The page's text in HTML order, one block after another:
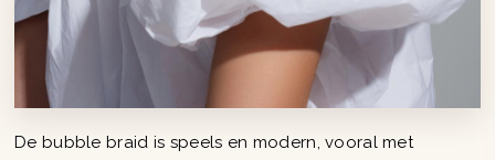
De bubble braid is speels en modern, vooral met